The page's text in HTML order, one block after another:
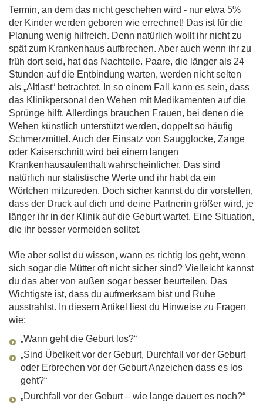
Termin, an dem das nicht geschehen wird - nur etwa 5%
der Kinder werden geboren wie errechnet! Das ist für die
Planung wenig hilfreich. Denn natürlich wollt ihr nicht zu
spät zum Krankenhaus aufbrechen. Aber auch wenn ihr zu
früh dort seid, hat das Nachteile. Paare, die länger als 24
Stunden auf die Entbindung warten, werden nicht selten
als „Altlast“ betrachtet. In so einem Fall kann es sein, dass
das Klinikpersonal den Wehen mit Medikamenten auf die
Sprünge hilft. Allerdings brauchen Frauen, bei denen die
Wehen künstlich unterstützt werden, doppelt so häufig
Schmerzmittel. Auch der Einsatz von Saugglocke, Zange
oder Kaiserschnitt wird bei einem langen
Krankenhausaufenthalt wahrscheinlicher. Das sind
natürlich nur statistische Werte und ihr habt da ein
Wörtchen mitzureden. Doch sicher kannst du dir vorstellen,
dass der Druck auf dich und deine Partnerin größer wird, je
länger ihr in der Klinik auf die Geburt wartet. Eine Situation,
die ihr besser vermeiden solltet.
Wie aber sollst du wissen, wann es richtig los geht, wenn
sich sogar die Mütter oft nicht sicher sind? Vielleicht kannst
du das aber von außen sogar besser beurteilen. Das
Wichtigste ist, dass du aufmerksam bist und Ruhe
ausstrahlst. In diesem Artikel liest du Hinweise zu Fragen
wie:
„Wann geht die Geburt los?“
„Sind Übelkeit vor der Geburt, Durchfall vor der Geburt
oder Erbrechen vor der Geburt Anzeichen dass es los
geht?“
„Durchfall vor der Geburt – wie lange dauert es noch?“